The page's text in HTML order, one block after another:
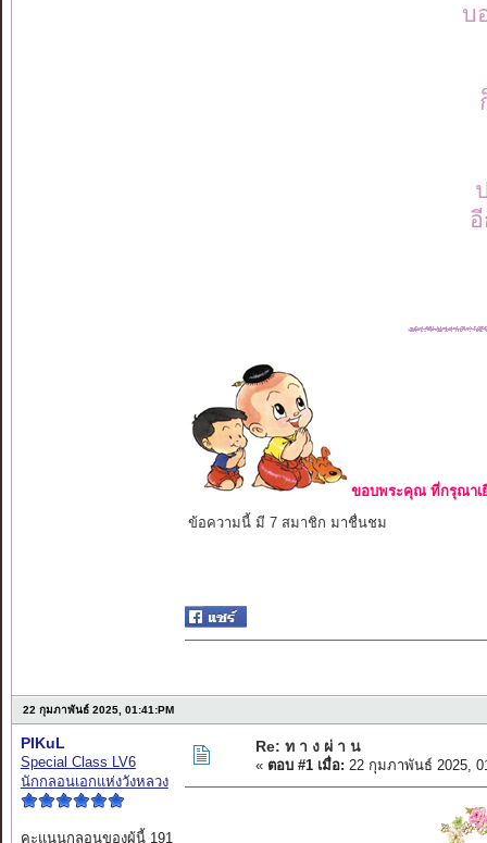
บ
ขอบพระคุณ ที่กรุณาเ
ข้อความนี้ มี 7 สมาชิก มาชื่นชม
22 กุมภาพันธ์ 2025, 01:41:PM
PIKuL
Special Class LV6
นักกลอนเอกแห่งวังหลวง
คะแนนกลอนของผู้นี้ 191
Re: ท า ง ผ่ า น
« ตอบ #1 เมื่อ: 22 กุมภาพันธ์ 2025,